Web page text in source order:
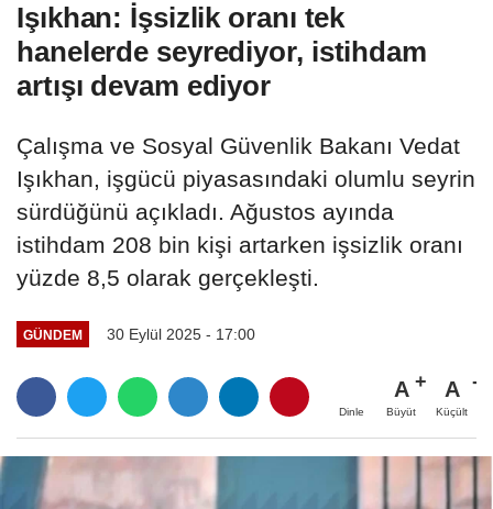
Işıkhan: İşsizlik oranı tek
hanelerde seyrediyor, istihdam
artışı devam ediyor
Çalışma ve Sosyal Güvenlik Bakanı Vedat
Işıkhan, işgücü piyasasındaki olumlu seyrin
sürdüğünü açıkladı. Ağustos ayında
istihdam 208 bin kişi artarken işsizlik oranı
yüzde 8,5 olarak gerçekleşti.
GÜNDEM 30 Eylül 2025 - 17:00
Dinle
A
Büyüt
A
Küçült